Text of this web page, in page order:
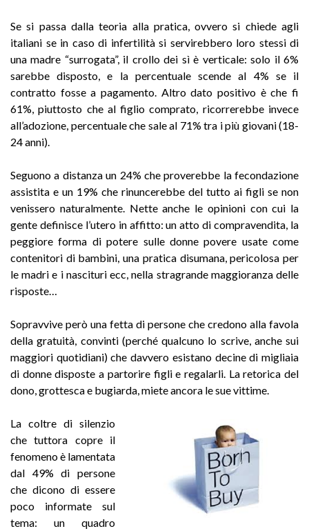
Se si passa dalla teoria alla pratica, ovvero si chiede agli
italiani se in caso di infertilità si servirebbero loro stessi di
una madre “surrogata”, il crollo dei sì è verticale: solo il 6%
sarebbe disposto, e la percentuale scende al 4% se il
contratto fosse a pagamento. Altro dato positivo è che fi
61%, piuttosto che al figlio comprato, ricorrerebbe invece
all’adozione, percentuale che sale al 71% tra i più giovani (18-
24 anni).
Seguono a distanza un 24% che proverebbe la fecondazione
assistita e un 19% che rinuncerebbe del tutto ai figli se non
venissero naturalmente. Nette anche le opinioni con cui la
gente definisce l’utero in affitto: un atto di compravendita, la
peggiore forma di potere sulle donne povere usate come
contenitori di bambini, una pratica disumana, pericolosa per
le madri e i nascituri ecc, nella stragrande maggioranza delle
risposte…
Sopravvive però una fetta di persone che credono alla favola
della gratuità, convinti (perché qualcuno lo scrive, anche sui
maggiori quotidiani) che davvero esistano decine di migliaia
di donne disposte a partorire figli e regalarli. La retorica del
dono, grottesca e bugiarda, miete ancora le sue vittime.
La coltre di silenzio
che tuttora copre il
fenomeno è lamentata
dal 49% di persone
che dicono di essere
poco informate sul
tema: un quadro